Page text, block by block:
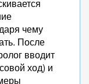
чему
После
вводит
ход) и